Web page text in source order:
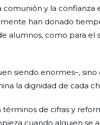
y la confianza
han donado
alumnos, como para
siendo enormes–,
la dignidad de cada
de cifras y
cuando alguien se